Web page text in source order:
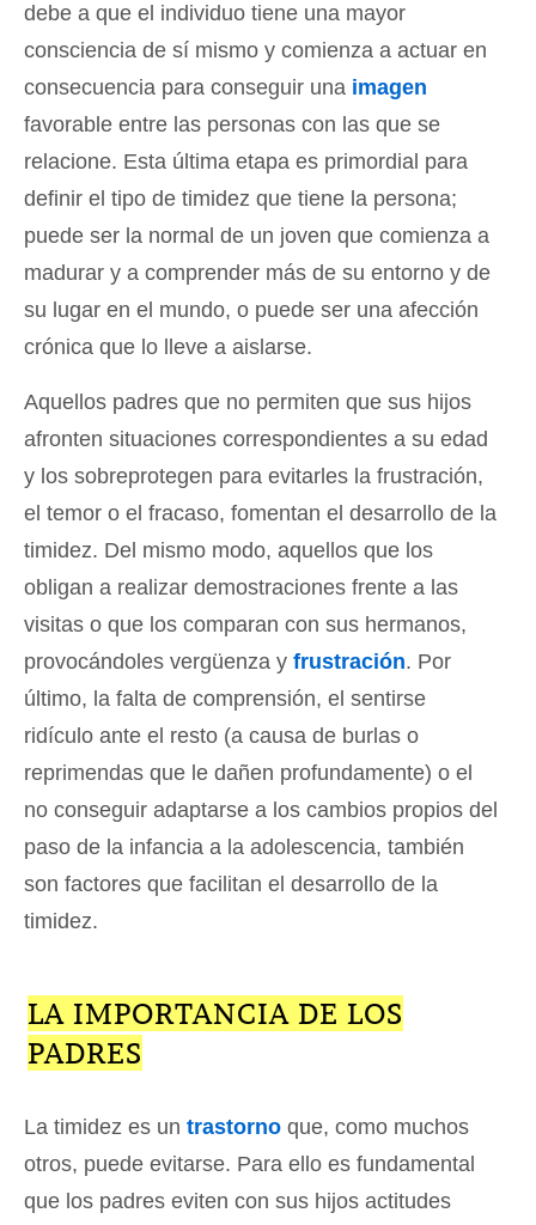
debe a que el individuo tiene una mayor
consciencia de sí mismo y comienza a actuar en
consecuencia para conseguir una imagen
favorable entre las personas con las que se
relacione. Esta última etapa es primordial para
definir el tipo de timidez que tiene la persona;
puede ser la normal de un joven que comienza a
madurar y a comprender más de su entorno y de
su lugar en el mundo, o puede ser una afección
crónica que lo lleve a aislarse.
Aquellos padres que no permiten que sus hijos
afronten situaciones correspondientes a su edad
y los sobreprotegen para evitarles la frustración,
el temor o el fracaso, fomentan el desarrollo de la
timidez. Del mismo modo, aquellos que los
obligan a realizar demostraciones frente a las
visitas o que los comparan con sus hermanos,
provocándoles vergüenza y frustración. Por
último, la falta de comprensión, el sentirse
ridículo ante el resto (a causa de burlas o
reprimendas que le dañen profundamente) o el
no conseguir adaptarse a los cambios propios del
paso de la infancia a la adolescencia, también
son factores que facilitan el desarrollo de la
timidez.
LA IMPORTANCIA DE LOS
PADRES
La timidez es un trastorno que, como muchos
otros, puede evitarse. Para ello es fundamental
que los padres eviten con sus hijos actitudes